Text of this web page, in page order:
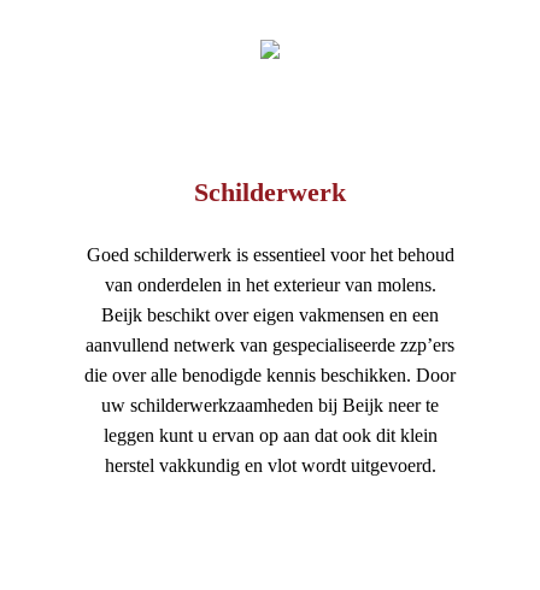
Schilderwerk
Goed schilderwerk is essentieel voor het behoud
van onderdelen in het exterieur van molens.
Beijk beschikt over eigen vakmensen en een
aanvullend netwerk van gespecialiseerde zzp’ers
die over alle benodigde kennis beschikken. Door
uw schilderwerkzaamheden bij Beijk neer te
leggen kunt u ervan op aan dat ook dit klein
herstel vakkundig en vlot wordt uitgevoerd.